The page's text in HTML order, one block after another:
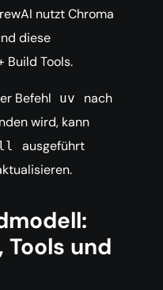
nutzt Chroma
diese
Build Tools.
Befehl uv
nach
wird, kann
ausgeführt
Tools und